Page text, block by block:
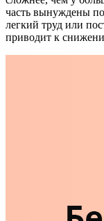
часть вынуждены
легкий труд или
приводит к